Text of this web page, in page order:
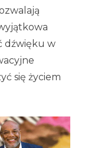
dźwięku w
się życiem